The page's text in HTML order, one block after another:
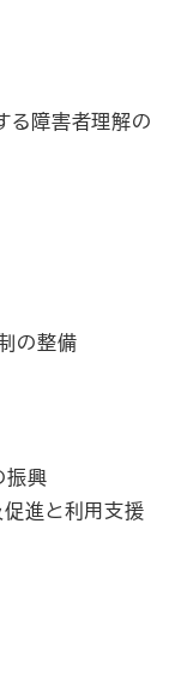
る障害者理解の
の整備
振興
進と利用支援